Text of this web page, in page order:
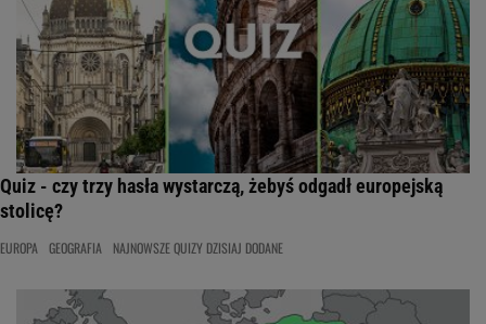
Quiz - czy trzy hasła wystarczą, żebyś odgadł europejską
stolicę?
EUROPA GEOGRAFIA NAJNOWSZE QUIZY DZISIAJ DODANE